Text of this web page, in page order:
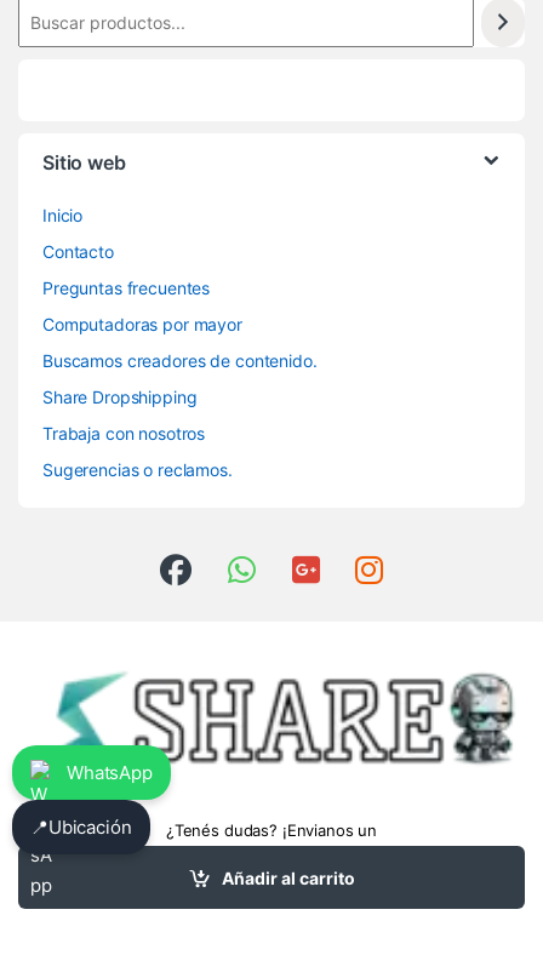
Añadir al carrito
Sitio web
Inicio
Contacto
Preguntas frecuentes
Computadoras por mayor
Buscamos creadores de contenido.
Share Dropshipping
Trabaja con nosotros
Sugerencias o reclamos.
¿Tenés dudas? ¡Envianos un
whatsapp!
3413475962
WhatsApp
📍Ubicación